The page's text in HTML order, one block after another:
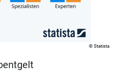
Statista